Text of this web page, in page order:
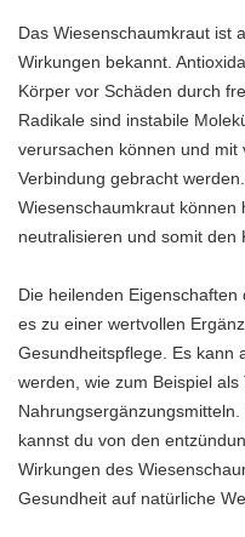
Das Wiesenschaumkraut ist
Wirkungen bekannt.
Körper vor Schäden durch
Radikale sind instabile
verursachen können und mit
Verbindung gebracht
Wiesenschaumkraut können
neutralisieren und somit den
Die heilenden
es zu einer wertvollen
Gesundheitspflege. Es kann
werden, wie zum Beispiel
kannst du von den
Wirkungen des
Gesundheit auf natürliche